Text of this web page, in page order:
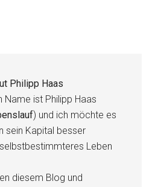
Philipp Haas
Name ist Philipp Haas
) und ich möchte es
sein Kapital besser
Leben
diesem Blog und